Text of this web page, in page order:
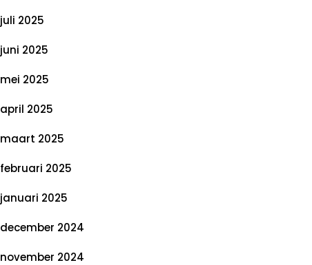
juli 2025
juni 2025
mei 2025
april 2025
maart 2025
februari 2025
januari 2025
december 2024
november 2024